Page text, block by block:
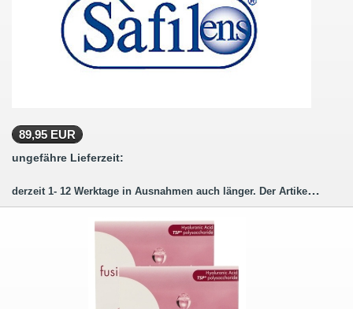
89,95 EUR
ungefähre Lieferzeit:
derzeit 1- 12 Werktage in Ausnahmen auch länger. Der Artikel wird für Sie bestellt (hergestellt)